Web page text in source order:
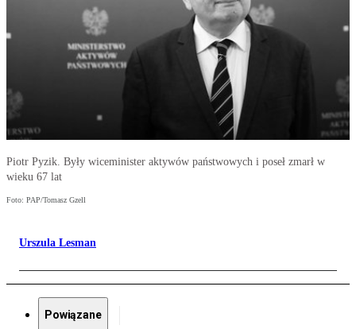
Piotr Pyzik. Były wiceminister aktywów państwowych i poseł zmarł w
wieku 67 lat
Foto: PAP/Tomasz Gzell
Urszula Lesman
Powiązane